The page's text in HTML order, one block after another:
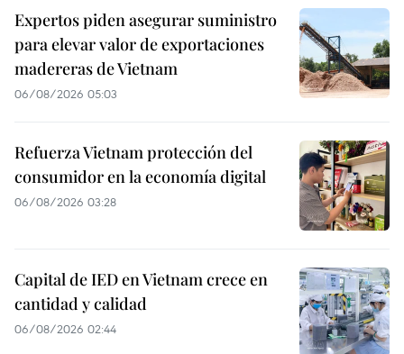
Expertos piden asegurar suministro
para elevar valor de exportaciones
madereras de Vietnam
06/08/2026 05:03
Refuerza Vietnam protección del
consumidor en la economía digital
06/08/2026 03:28
Capital de IED en Vietnam crece en
cantidad y calidad
06/08/2026 02:44